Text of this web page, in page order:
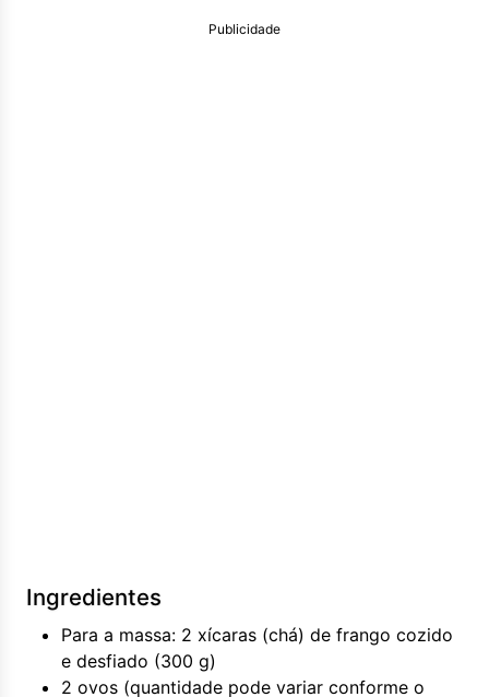
Publicidade
Ingredientes
Para a massa: 2 xícaras (chá) de frango cozido
e desfiado (300 g)
2 ovos (quantidade pode variar conforme o